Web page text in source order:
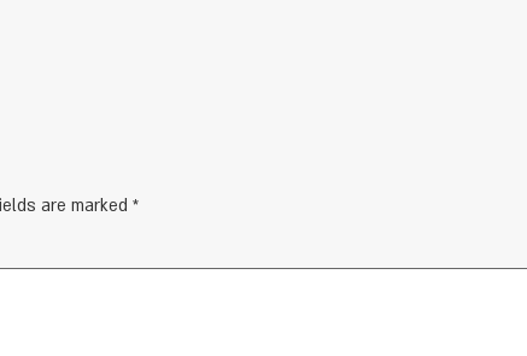
are marked *